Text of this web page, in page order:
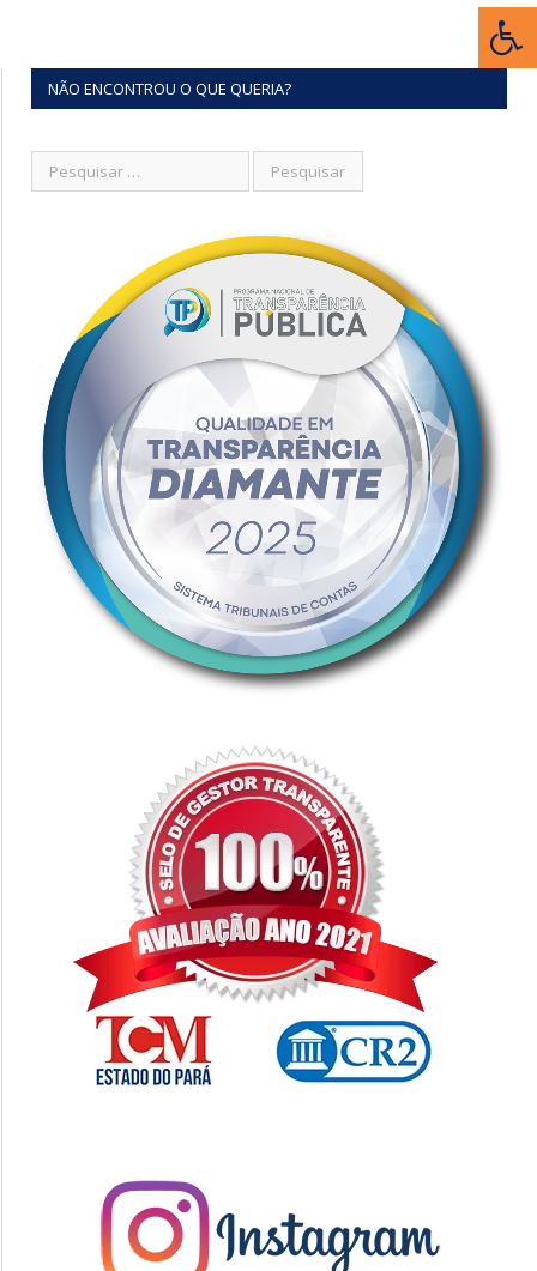
NÃO ENCONTROU O QUE QUERIA?